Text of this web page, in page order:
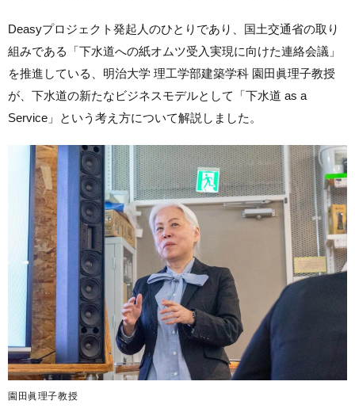
Deasyプロジェクト発起人のひとりであり、国土交通省の取り
組みである「下水道への紙オムツ受入実現に向けた連絡会議 」
を推進している、明治大学 理工学部建築学科 園田眞理子教授
が、下水道の新たなビジネスモデルとして「下水道 as a
Service」という考え方について解説しました。
園田眞理子教授